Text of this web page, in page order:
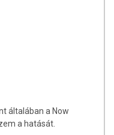
frissítjük, törekszünk arra,
azonban a figyelmet,
adatok (beleértve a
információkat is) csak
információkat a termékek
általában a Now
a hatását.